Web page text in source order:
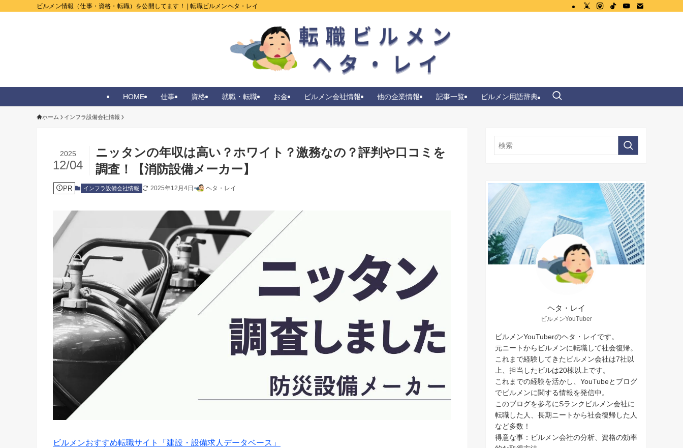
ビルメン情報（仕事・資格・転職）を公開してます！ | 転職ビルメンヘタ・レイ
HOME 仕事 資格 就職・転職 お金 ビルメン会社情報 他の企業情報 記事一覧 ビルメン用語辞典
ホーム インフラ設備会社情報
ニッタンの年収は高い？ホワイト？激務なの？評判や口コミを
調査！【消防設備メーカー】
2025
12/04
PR インフラ設備会社情報 2025年12月4日 ヘタ・レイ
ビルメンおすすめ転職サイト「建設・設備求人データベース」
ヘタ・レイ
ビルメンYouTuber
ビルメンYouTuberのヘタ・レイです。
元ニートからビルメンに転職して社会復帰。
これまで経験してきたビルメン会社は7社以
上、担当したビルは20棟以上です。
これまでの経験を活かし、YouTubeとブログ
でビルメンに関する情報を発信中。
このブログを参考にSランクビルメン会社に
転職した人、長期ニートから社会復帰した人
など多数！
得意な事：ビルメン会社の分析、資格の効率